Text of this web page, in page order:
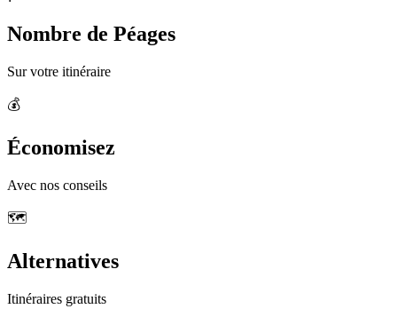
Nombre de Péages
Sur votre itinéraire
💰
Économisez
Avec nos conseils
🗺️
Alternatives
Itinéraires gratuits